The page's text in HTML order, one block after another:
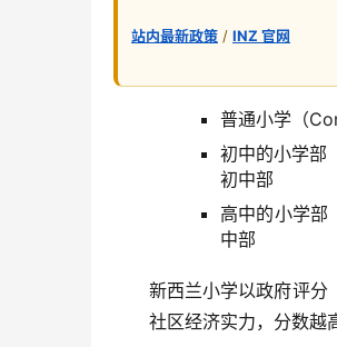
站内最新政策 / INZ 官网
普通小学（
初中的小学部
初中部
高中的小学部
中部
新西兰小学以政府评分
社区经济实力，分数越